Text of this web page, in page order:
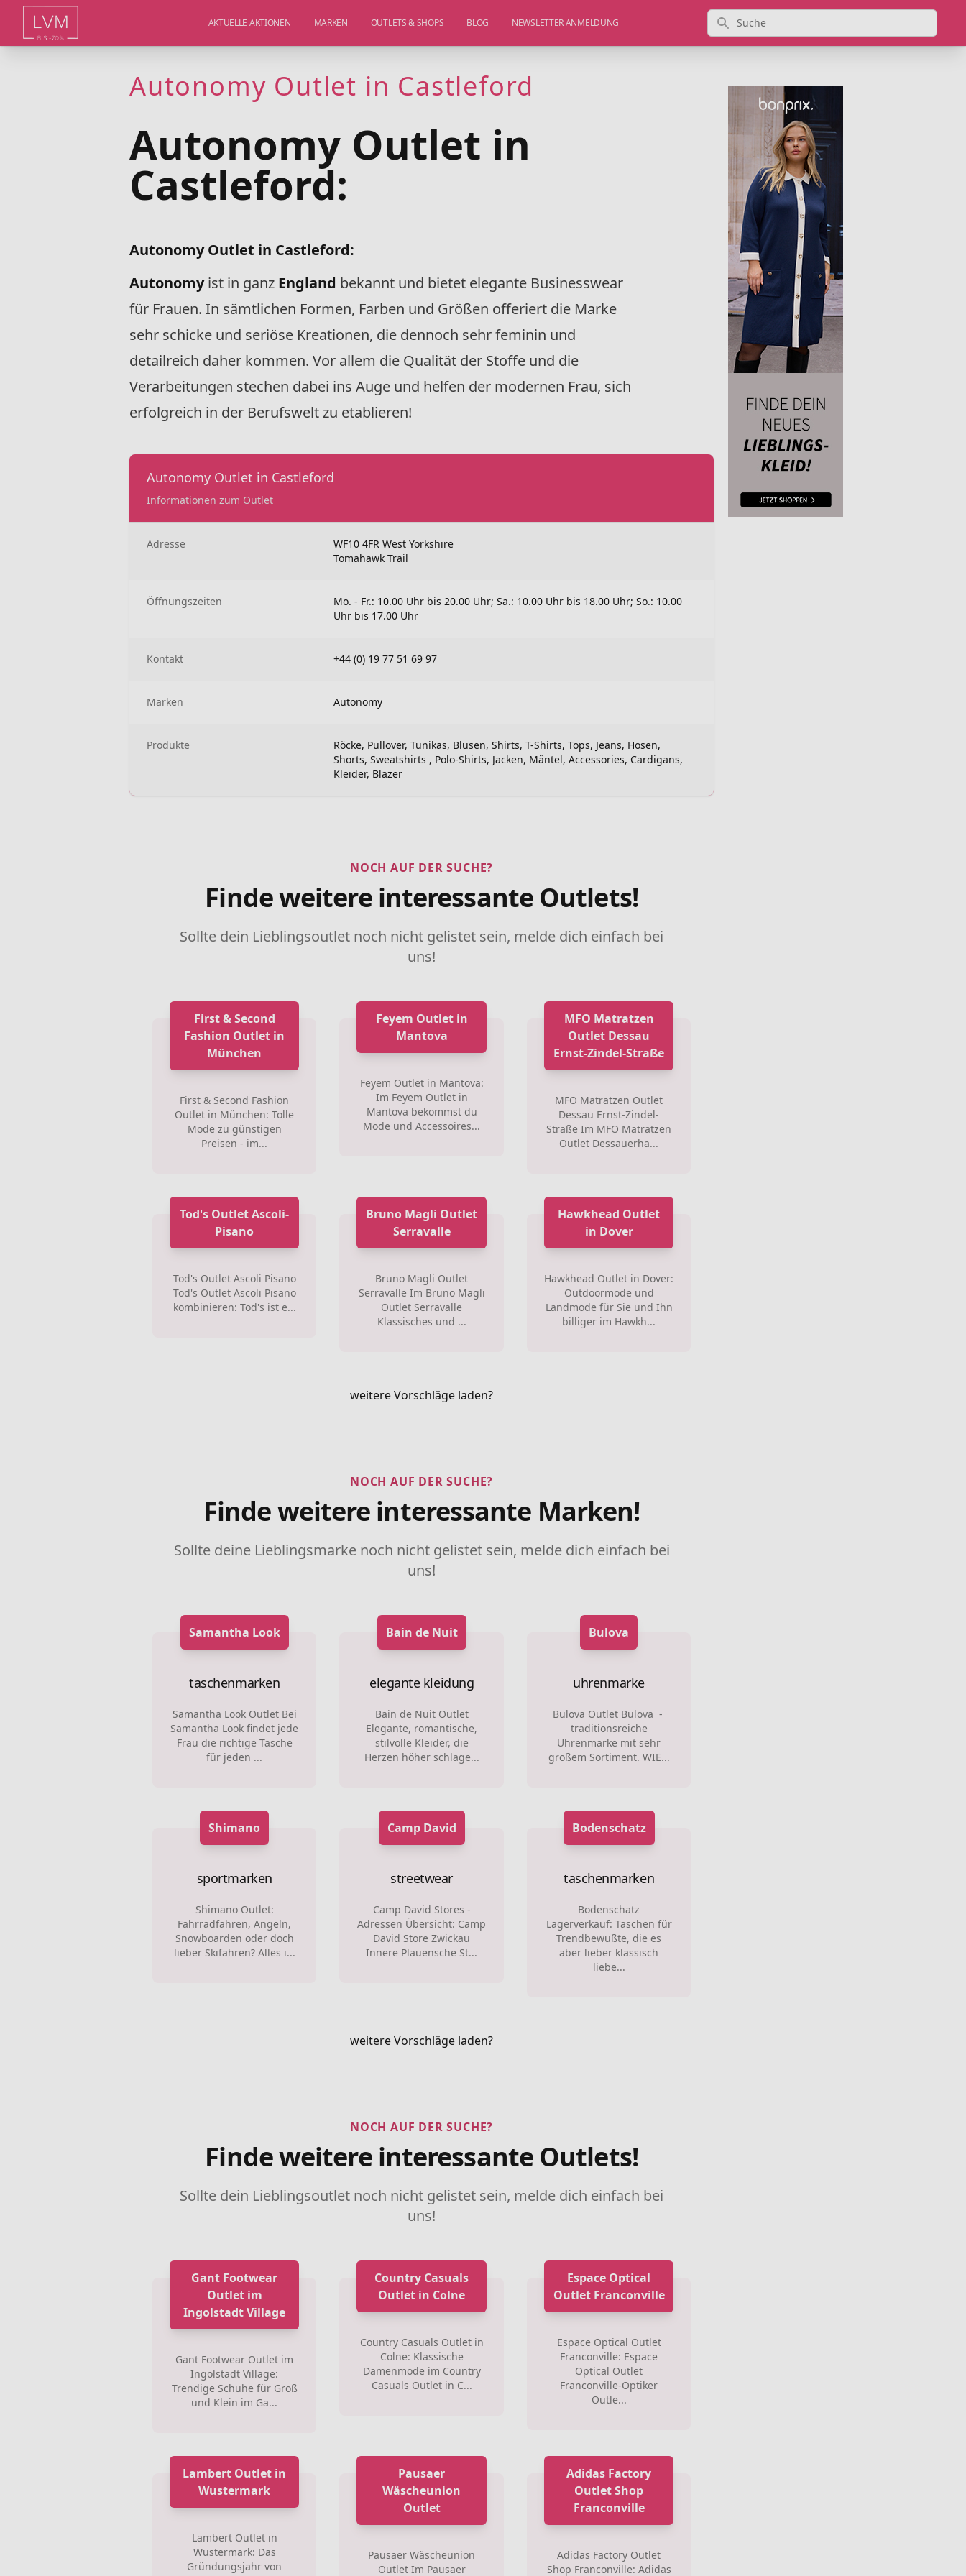
AKTUELLE AKTIONEN MARKEN OUTLETS & SHOPS BLOG NEWSLETTER ANMELDUNG Suche
Autonomy Outlet in Castleford
Autonomy Outlet in
Castleford:
Autonomy Outlet in Castleford:
Autonomyist in ganz England bekannt und bietet elegante Businesswear
für Frauen. In sämtlichen Formen, Farben und Größen offeriert die Marke
sehr schicke und seriöse Kreationen, die dennoch sehr feminin und
detailreich daher kommen. Vor allem die Qualität der Stoffe und die
Verarbeitungen stechen dabei ins Auge und helfen der modernen Frau, sich
erfolgreich in der Berufswelt zu etablieren!
Autonomy Outlet in Castleford
Informationen zum Outlet
Adresse
WF10 4FR West Yorkshire
Tomahawk Trail
Öffnungszeiten
Mo. - Fr.: 10.00 Uhr bis 20.00 Uhr; Sa.: 10.00 Uhr bis 18.00 Uhr; So.: 10.00
Uhr bis 17.00 Uhr
Kontakt +44 (0) 19 77 51 69 97
Marken Autonomy
Produkte
Röcke, Pullover, Tunikas, Blusen, Shirts, T-Shirts, Tops, Jeans, Hosen,
Shorts, Sweatshirts , Polo-Shirts, Jacken, Mäntel, Accessories, Cardigans,
Kleider, Blazer
NOCH AUF DER SUCHE?
Finde weitere interessante Outlets!
Sollte dein Lieblingsoutlet noch nicht gelistet sein, melde dich einfach bei
uns!
First & Second
Fashion Outlet in
München
First & Second Fashion
Outlet in München: Tolle
Mode zu günstigen
Preisen - im...
Feyem Outlet in
Mantova
Feyem Outlet in Mantova:
Im Feyem Outlet in
Mantova bekommst du
Mode und Accessoires...
MFO Matratzen
Outlet Dessau
Ernst-Zindel-Straße
MFO Matratzen Outlet
Dessau Ernst-Zindel-
Straße Im MFO Matratzen
Outlet Dessauerha...
Tod's Outlet Ascoli-
Pisano
Tod's Outlet Ascoli Pisano
Tod's Outlet Ascoli Pisano
kombinieren: Tod's ist e...
Bruno Magli Outlet
Serravalle
Bruno Magli Outlet
Serravalle Im Bruno Magli
Outlet Serravalle
Klassisches und ...
Hawkhead Outlet
in Dover
Hawkhead Outlet in Dover:
Outdoormode und
Landmode für Sie und Ihn
billiger im Hawkh...
weitere Vorschläge laden?
NOCH AUF DER SUCHE?
Finde weitere interessante Marken!
Sollte deine Lieblingsmarke noch nicht gelistet sein, melde dich einfach bei
uns!
Samantha Look
taschenmarken
Samantha Look Outlet Bei
Samantha Look findet jede
Frau die richtige Tasche
für jeden ...
Bain de Nuit
elegante kleidung
Bain de Nuit Outlet
Elegante, romantische,
stilvolle Kleider, die
Herzen höher schlage...
Bulova
uhrenmarke
Bulova Outlet Bulova -
traditionsreiche
Uhrenmarke mit sehr
großem Sortiment. WIE...
Shimano
sportmarken
Shimano Outlet:
Fahrradfahren, Angeln,
Snowboarden oder doch
lieber Skifahren? Alles i...
Camp David
streetwear
Camp David Stores -
Adressen Übersicht: Camp
David Store Zwickau
Innere Plauensche St...
Bodenschatz
taschenmarken
Bodenschatz
Lagerverkauf: Taschen für
Trendbewußte, die es
aber lieber klassisch
liebe...
weitere Vorschläge laden?
NOCH AUF DER SUCHE?
Finde weitere interessante Outlets!
Sollte dein Lieblingsoutlet noch nicht gelistet sein, melde dich einfach bei
uns!
Gant Footwear
Outlet im
Ingolstadt Village
Gant Footwear Outlet im
Ingolstadt Village:
Trendige Schuhe für Groß
und Klein im Ga...
Country Casuals
Outlet in Colne
Country Casuals Outlet in
Colne: Klassische
Damenmode im Country
Casuals Outlet in C...
Espace Optical
Outlet Franconville
Espace Optical Outlet
Franconville: Espace
Optical Outlet
Franconville-Optiker
Outle...
Lambert Outlet in
Wustermark
Lambert Outlet in
Wustermark: Das
Gründungsjahr von
Pausaer
Wäscheunion
Outlet
Pausaer Wäscheunion
Outlet Im Pausaer
Adidas Factory
Outlet Shop
Franconville
Adidas Factory Outlet
Shop Franconville: Adidas